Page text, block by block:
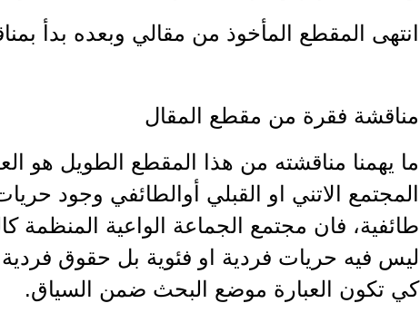
انتهى المقطع المأخوذ من مقالي وبعده بدأ
مناقشة فقرة من مقطع المقال
ما يهمنا مناقشته من هذا المقطع الطويل هو
المجتمع الاتني او القبلي أوالطائفي وجود
طائفية، فان مجتمع الجماعة الواعية المنظمة
ليس فيه حريات فردية او فئوية بل حقوق
كي تكون العبارة موضع البحث ضمن السياق.